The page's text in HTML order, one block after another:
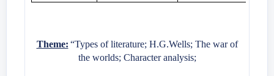
Theme: “Types of literature; H.G.Wells; The war of
the worlds; Character analysis;